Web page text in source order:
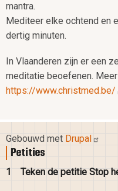
mantra.
Mediteer elke ochtend en
dertig minuten.
In Vlaanderen zijn er een
meditatie beoefenen.
https://www.christmed.be/
Gebouwd met Drupal
Petities
1 Teken de petitie Stop